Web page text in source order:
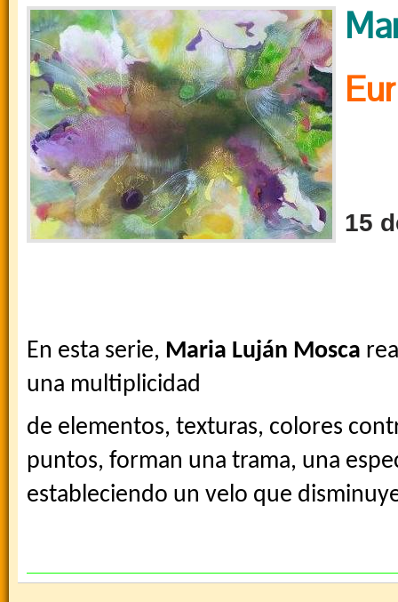
15
En esta serie, Maria Luján Mosca
una multiplicidad
de elementos, texturas, colores
puntos, forman una trama, una
estableciendo un velo que